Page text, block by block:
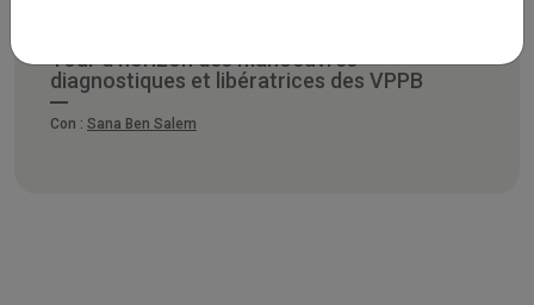
Tour d'horizon des manoeuvres
diagnostiques et libératrices des VPPB
Con : Sana Ben Salem